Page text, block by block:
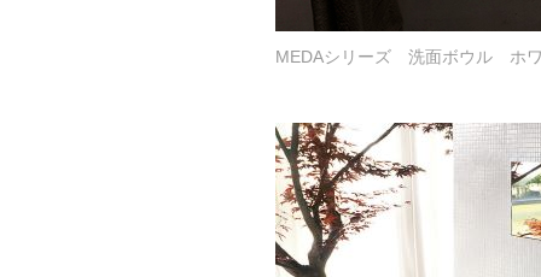
MEDAシリーズ 洗面ボウル ホ